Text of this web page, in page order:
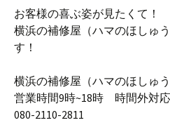
お客様の喜ぶ姿が見たくて！
横浜の補修屋（ハマのほしゅ
す！
横浜の補修屋（ハマのほしゅう
営業時間9時~18時 時間外対
080-2110-2811